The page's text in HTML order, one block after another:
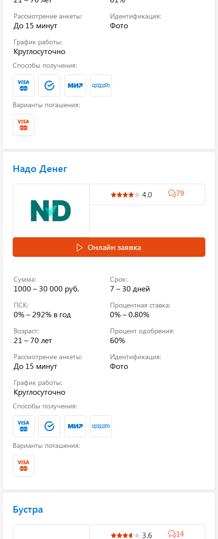
Рассмотрение анкеты:
До 15 минут
Идентификация:
Фото
График работы:
Круглосуточно
Способы получения:
Варианты погашения:
Надо Денег
4.0 79
Онлайн заявка
Сумма:
1000 – 30 000 руб.
Срок:
7 – 30 дней
ПСК:
0% – 292% в год
Процентная ставка:
0% – 0.80%
Возраст:
21 – 70 лет
Процент одобрения:
60%
Рассмотрение анкеты:
До 15 минут
Идентификация:
Фото
График работы:
Круглосуточно
Способы получения:
Варианты погашения:
Бустра
3.6 14